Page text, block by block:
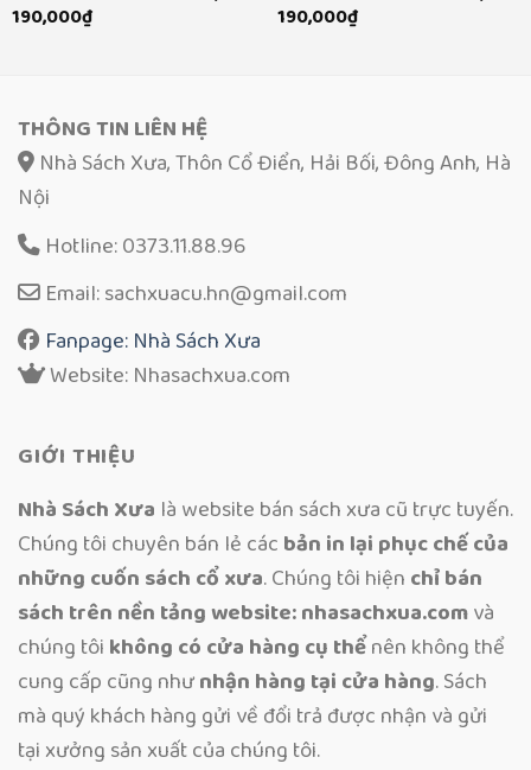
190,000₫
190,000₫
THÔNG TIN LIÊN HỆ
Nhà Sách Xưa, Thôn Cổ Điển, Hải Bối, Đông Anh, Hà
Nội
Hotline: 0373.11.88.96
Email: sachxuacu.hn@gmail.com
Fanpage: Nhà Sách Xưa
Website: Nhasachxua.com
GIỚI THIỆU
Nhà Sách Xưa là website bán sách xưa cũ trực tuyến.
Chúng tôi chuyên bán lẻ các bản in lại phục chế của
những cuốn sách cổ xưa. Chúng tôi hiện chỉ bán
sách trên nền tảng website: nhasachxua.comvà
chúng tôi không có cửa hàng cụ thểnên không thể
cung cấp cũng nhưnhận hàng tại cửa hàng. Sách
mà quý khách hàng gửi về đổi trả được nhận và gửi
tại xưởng sản xuất của chúng tôi.